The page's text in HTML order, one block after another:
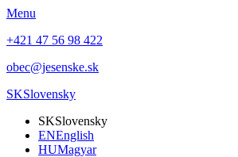
Menu
+421 47 56 98 422
obec@jesenske.sk
SKSlovensky
SKSlovensky
ENEnglish
HUMagyar